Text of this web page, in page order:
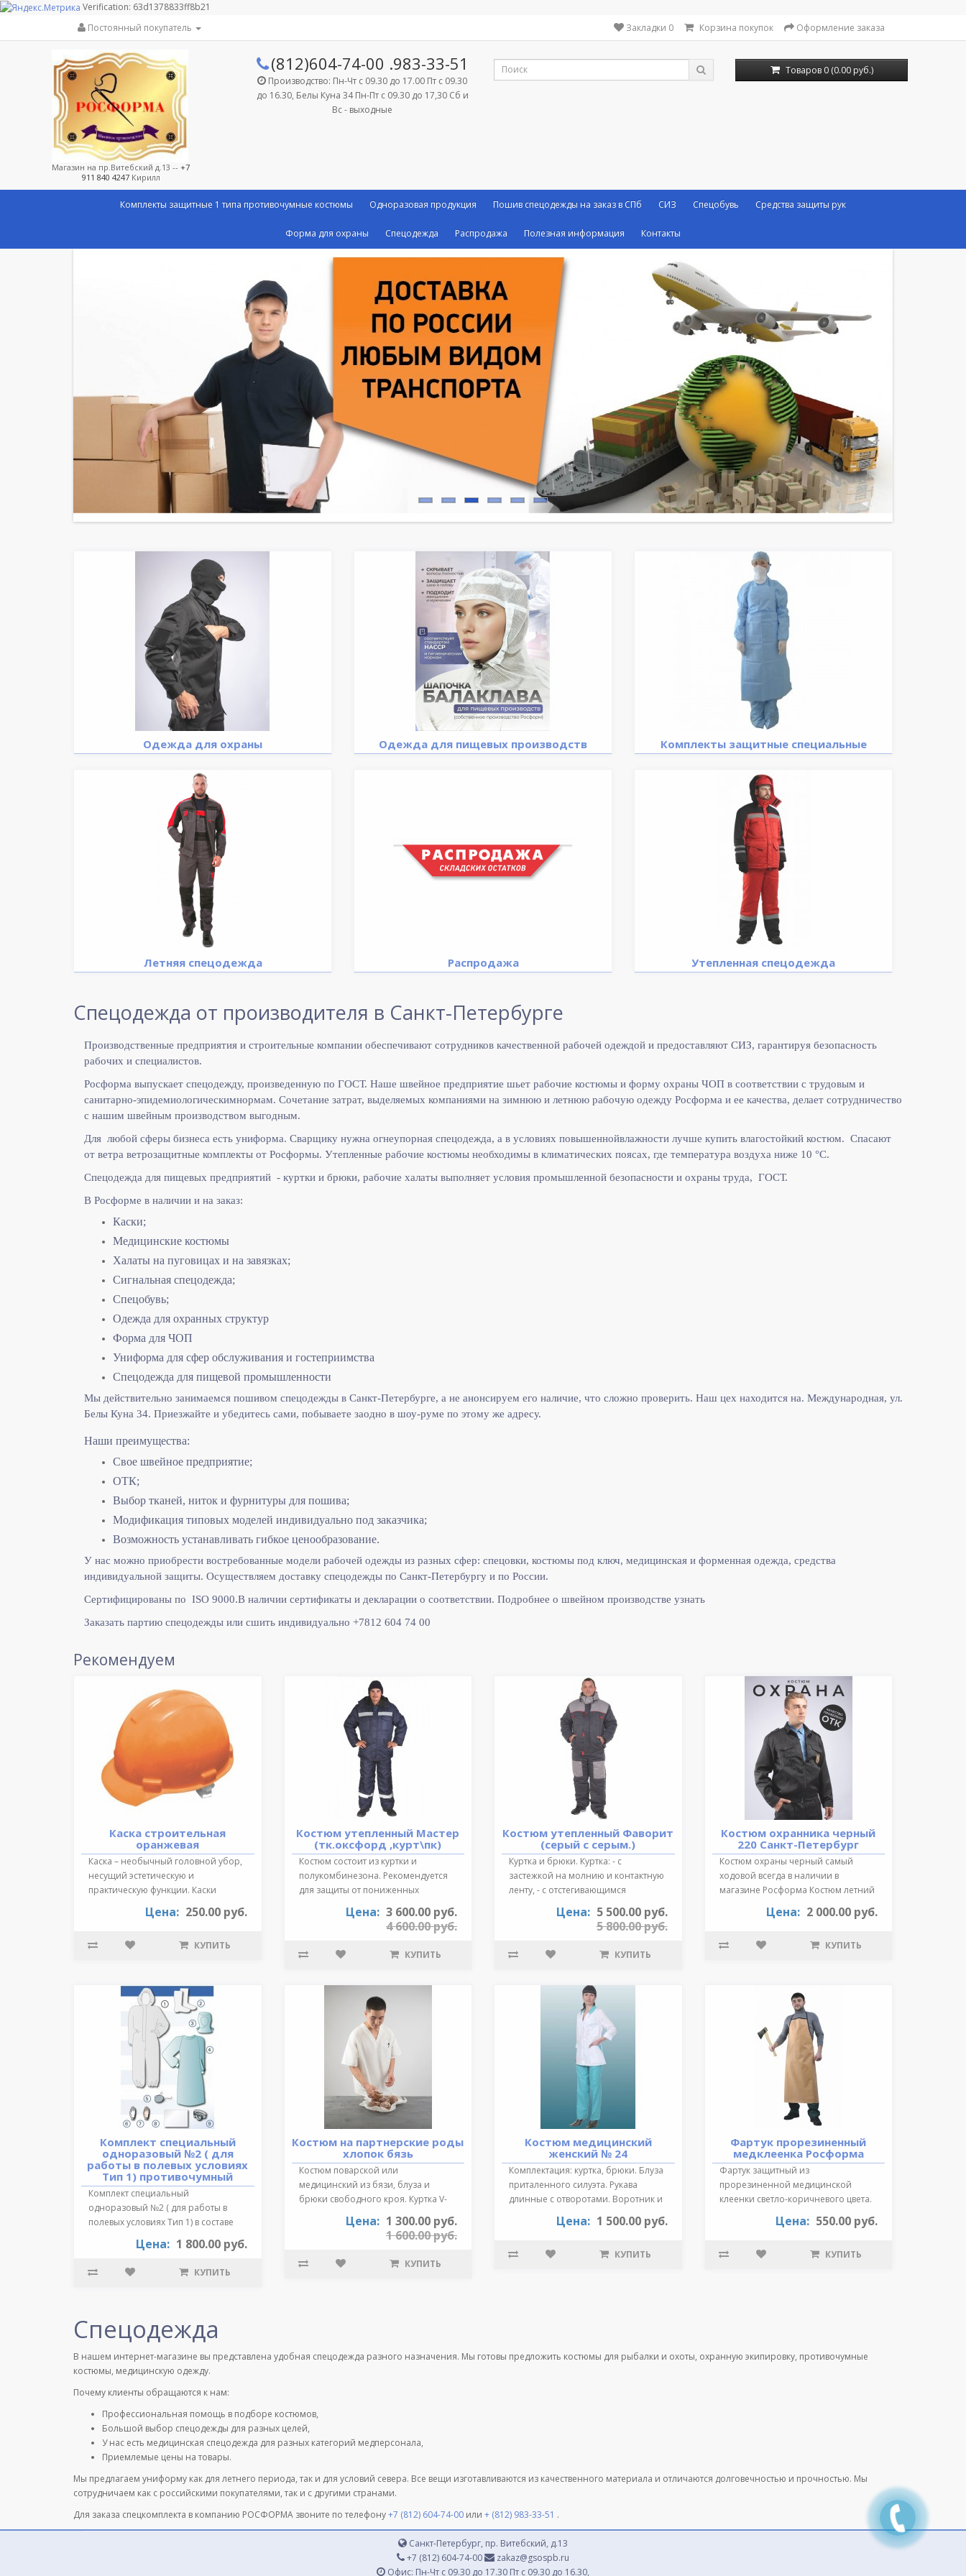
Verification: 63d1378833ff8b21
Постоянный покупатель
Закладки 0 Корзина покупок Оформление заказа
Магазин на пр.Витебский д.13 -- +7
911 840 4247Кирилл
(812)604-74-00 .983-33-51
Производство: Пн-Чт с 09.30 до 17.00 Пт с 09.30
до 16.30, Белы Куна 34 Пн-Пт с 09.30 до 17,30 Сб и
Вс - выходные
Товаров 0 (0.00 руб.)
Комплекты защитные 1 типа противочумные костюмы Одноразовая продукция Пошив спецодежды на заказ в СПб СИЗ Спецобувь Средства защиты рук
Форма для охраны Спецодежда Распродажа Полезная информация Контакты
Одежда для охраны Одежда для пищевых производств Комплекты защитные специальные
Летняя спецодежда Распродажа Утепленная спецодежда
Спецодежда от производителя в Санкт-Петербурге
Производственные предприятия и строительные компании обеспечивают сотрудников качественной рабочей одеждой и предоставляют СИЗ, гарантируя безопасность
рабочих и специалистов.
Росформа выпускает спецодежду, произведенную по ГОСТ. Наше швейное предприятие шьет рабочие костюмы и форму охраны ЧОП в соответствии с трудовым и
санитарно-эпидемиологическимнормам. Сочетание затрат, выделяемых компаниями на зимнюю и летнюю рабочую одежду Росформа и ее качества, делает сотрудничество
с нашим швейным производством выгодным.
Для любой сферы бизнеса есть униформа. Сварщику нужна огнеупорная спецодежда, а в условиях повышеннойвлажности лучше купить влагостойкий костюм. Спасают
от ветра ветрозащитные комплекты от Росформы. Утепленные рабочие костюмы необходимы в климатических поясах, где температура воздуха ниже 10 °C.
Спецодежда для пищевых предприятий - куртки и брюки, рабочие халаты выполняет условия промышленной безопасности и охраны труда, ГОСТ.
В Росформе в наличии и на заказ:
Каски;
Медицинские костюмы
Халаты на пуговицах и на завязках;
Сигнальная спецодежда;
Спецобувь;
Одежда для охранных структур
Форма для ЧОП
Униформа для сфер обслуживания и гостеприимства
Спецодежда для пищевой промышленности
Мы действительно занимаемся пошивом спецодежды в Санкт-Петербурге, а не анонсируем его наличие, что сложно проверить. Наш цех находится на. Международная, ул.
Белы Куна 34. Приезжайте и убедитесь сами, побываете заодно в шоу-руме по этому же адресу.
Наши преимущества:
Свое швейное предприятие;
ОТК;
Выбор тканей, ниток и фурнитуры для пошива;
Модификация типовых моделей индивидуально под заказчика;
Возможность устанавливать гибкое ценообразование.
У нас можно приобрести востребованные модели рабочей одежды из разных сфер: спецовки, костюмы под ключ, медицинская и форменная одежда, средства
индивидуальной защиты. Осуществляем доставку спецодежды по Санкт-Петербургу и по России.
Сертифицированы по ISO 9000.В наличии сертификаты и декларации о соответствии. Подробнее о швейном производстве узнать
Заказать партию спецодежды или сшить индивидуально +7812 604 74 00
Рекомендуем
Каска строительная
оранжевая
Каска – необычный головной убор,
несущий эстетическую и
практическую функции. Каски
Цена: 250.00 руб.
КУПИТЬ
Костюм утепленный Мастер
(тк.оксфорд ,курт\пк)
Костюм состоит из куртки и
полукомбинезона. Рекомендуется
для защиты от пониженных
Цена: 3 600.00 руб.
4 600.00 руб.
КУПИТЬ
Костюм утепленный Фаворит
(серый с серым.)
Куртка и брюки. Куртка: - с
застежкой на молнию и контактную
ленту, - с отстегивающимся
Цена: 5 500.00 руб.
5 800.00 руб.
КУПИТЬ
Костюм охранника черный
220 Санкт-Петербург
Костюм охраны черный самый
ходовой всегда в наличии в
магазине Росформа Костюм летний
Цена: 2 000.00 руб.
КУПИТЬ
Комплект специальный
одноразовый №2 ( для
работы в полевых условиях
Тип 1) противочумный
Комплект специальный
одноразовый №2 ( для работы в
полевых условиях Тип 1) в составе
Цена: 1 800.00 руб.
КУПИТЬ
Костюм на партнерские роды
хлопок бязь
Костюм поварской или
медицинский из бязи, блуза и
брюки свободного кроя. Куртка V-
Цена: 1 300.00 руб.
1 600.00 руб.
КУПИТЬ
Костюм медицинский
женский № 24
Комплектация: куртка, брюки. Блуза
приталенного силуэта. Рукава
длинные с отворотами. Воротник и
Цена: 1 500.00 руб.
КУПИТЬ
Фартук прорезиненный
медклеенка Росформа
Фартук защитный из
прорезиненной медицинской
клеенки светло-коричневого цвета.
Цена: 550.00 руб.
КУПИТЬ
Спецодежда
В нашем интернет-магазине вы представлена удобная спецодежда разного назначения. Мы готовы предложить костюмы для рыбалки и охоты, охранную экипировку, противочумные
костюмы, медицинскую одежду.
Почему клиенты обращаются к нам:
Профессиональная помощь в подборе костюмов,
Большой выбор спецодежды для разных целей,
У нас есть медицинская спецодежда для разных категорий медперсонала,
Приемлемые цены на товары.
Мы предлагаем униформу как для летнего периода, так и для условий севера. Все вещи изготавливаются из качественного материала и отличаются долговечностью и прочностью. Мы
сотрудничаем как с российскими покупателями, так и с другими странами.
Для заказа спецкомплекта в компанию РОСФОРМА звоните по телефону+7 (812) 604-74-00 или + (812) 983-33-51 .
Санкт-Петербург, пр. Витебский, д.13
+7 (812) 604-74-00
zakaz@gsospb.ru
Офис: Пн-Чт с 09.30 до 17.30 Пт с 09.30 до 16.30,